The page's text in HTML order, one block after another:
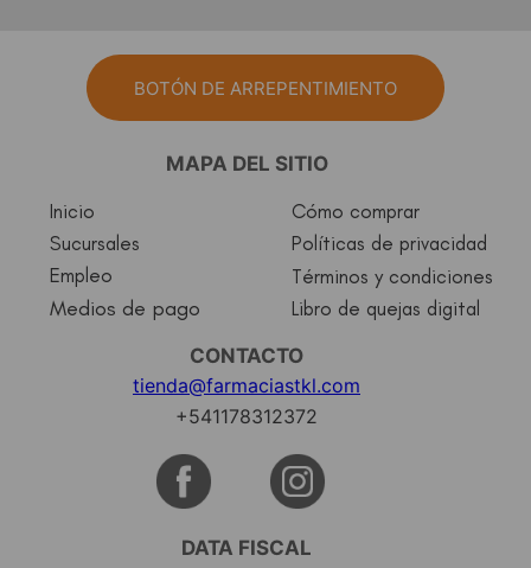
BOTÓN DE ARREPENTIMIENTO
MAPA DEL SITIO
Inicio
Sucursales
Empleo
Medios de pago
Cómo comprar
Políticas de privacidad
Términos y condiciones
Libro de quejas digital
CONTACTO
tienda@farmaciastkl.com
+541178312372
DATA FISCAL